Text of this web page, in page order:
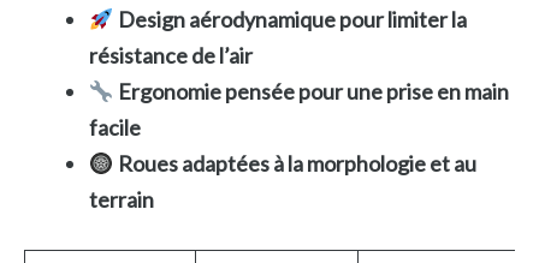
Design aérodynamique pour limiter la
résistance de l’air
Ergonomie pensée pour une prise en main
facile
Roues adaptées à la morphologie et au
terrain